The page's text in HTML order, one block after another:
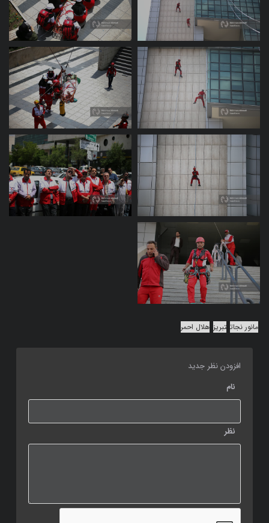
مانور نجات تبریز هلال احمر
افزودن نظر جدید
نام
نظر